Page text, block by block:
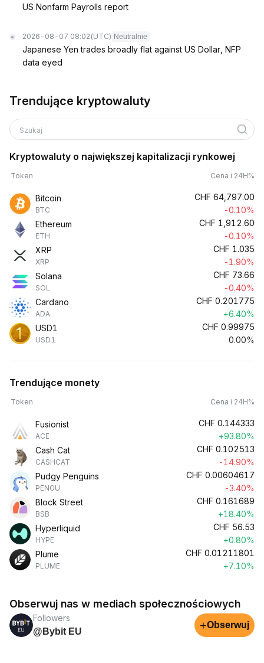
US Nonfarm Payrolls report
2026-08-07 08:02 (UTC) Neutralnie
Japanese Yen trades broadly flat against US Dollar, NFP
data eyed
Trendujące kryptowaluty
Szukaj
Kryptowaluty o największej kapitalizacji rynkowej
Token Cena i 24H%
Bitcoin
BTC
CHF 64,797.00
-0.10%
Ethereum
ETH
CHF 1,912.60
-0.10%
XRP
XRP
CHF 1.035
-1.90%
Solana
SOL
CHF 73.66
-0.40%
Cardano
ADA
CHF 0.201775
+6.40%
USD1
USD1
CHF 0.99975
0.00%
Trendujące monety
Token Cena i 24H%
Fusionist
ACE
CHF 0.144333
+93.80%
Cash Cat
CASHCAT
CHF 0.102513
-14.90%
Pudgy Penguins
PENGU
CHF 0.00604617
-3.40%
Block Street
BSB
CHF 0.161689
+18.40%
Hyperliquid
HYPE
CHF 56.53
+0.80%
Plume
PLUME
CHF 0.01211801
+7.10%
Obserwuj nas w mediach społecznościowych
Followers
@Bybit EU
+Obserwuj